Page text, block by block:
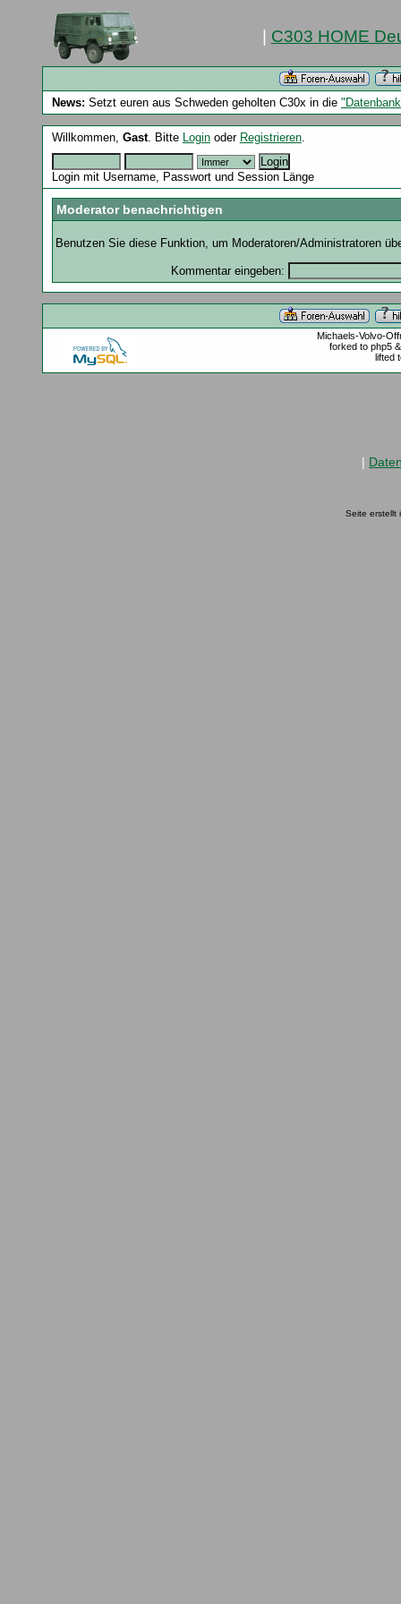
C303 HOME
News: Setzt euren aus Schweden geholten C30x in die
Willkommen, Gast. Bitte Loginoder Registrieren.
Login mit Username, Passwort und Session Länge
Moderator benachrichtigen
Benutzen Sie diese Funktion, um Moderatoren/Administratoren
Kommentar eingeben:
Michaels-Volvo-
forked to php5
lifted
|
Seite erstellt